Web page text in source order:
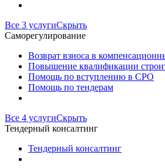
Все 3 услугиСкрыть
Саморегулирование
Возврат взноса в
Повышение квалификации
Помощь по вступлению в СРО
Помощь по тендерам
Все 4 услугиСкрыть
Тендерный консалтинг
Тендерный консалтинг